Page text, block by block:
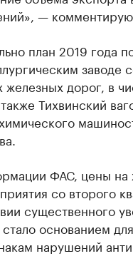
—
план 2019 года
заводе
дорог, в
Тихвинский
ФАС, цены на
со второго
существенного
стало основанием
нарушений